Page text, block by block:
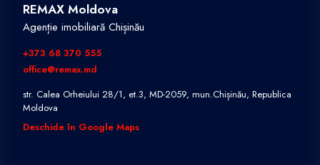
REMAX Moldova
Agenție imobiliară Chișinău
+373 68 370 555
office@remax.md
str. Calea Orheiului 28/1, et.3, MD-2059, mun.Chișinău, Republica
Moldova
Deschide în Google Maps